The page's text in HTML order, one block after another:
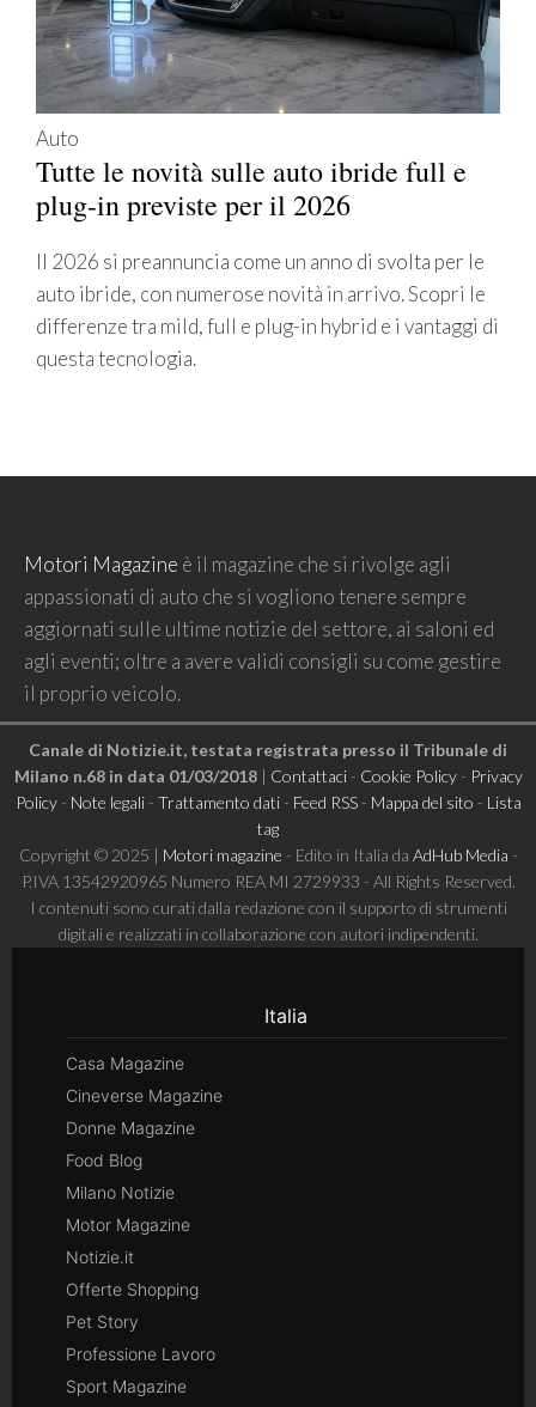
Auto
Tutte le novità sulle auto ibride full e
plug-in previste per il 2026
Il 2026 si preannuncia come un anno di svolta per le
auto ibride, con numerose novità in arrivo. Scopri le
differenze tra mild, full e plug-in hybrid e i vantaggi di
questa tecnologia.
Motori Magazine è il magazine che si rivolge agli
appassionati di auto che si vogliono tenere sempre
aggiornati sulle ultime notizie del settore, ai saloni ed
agli eventi; oltre a avere validi consigli su come gestire
il proprio veicolo.
Canale di Notizie.it, testata registrata presso il Tribunale di
Milano n.68 in data 01/03/2018| Contattaci- Cookie Policy- Privacy
Policy- Note legali- Trattamento dati- Feed RSS- Mappa del sito - Lista
tag
Copyright © 2025 | Motori magazine - Edito in Italia da AdHub Media -
P.IVA 13542920965 Numero REA MI 2729933 - All Rights Reserved.
I contenuti sono curati dalla redazione con il supporto di strumenti
digitali e realizzati in collaborazione con autori indipendenti.
Italia
Casa Magazine
Cineverse Magazine
Donne Magazine
Food Blog
Milano Notizie
Motor Magazine
Notizie.it
Offerte Shopping
Pet Story
Professione Lavoro
Sport Magazine